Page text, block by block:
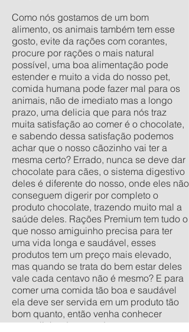
Como nós gostamos de um bom
alimento, os animais também tem esse
gosto, evite da rações com corantes,
procure por rações o mais natural
possível, uma boa alimentação pode
estender e muito a vida do nosso pet,
comida humana pode fazer mal para os
animais, não de imediato mas a longo
prazo, uma delicia que para nós traz
muita satisfação ao comer é o chocolate,
e sabendo dessa satisfação podemos
achar que o nosso cãozinho vai ter a
mesma certo? Errado, nunca se deve dar
chocolate para cães, o sistema digestivo
deles é diferente do nosso, onde eles não
conseguem digerir por completo o
produto chocolate, trazendo muito mal a
saúde deles. Rações Premium tem tudo o
que nosso amiguinho precisa para ter
uma vida longa e saudável, esses
produtos tem um preço mais elevado,
mas quando se trata do bem estar deles
vale cada centavo não é mesmo? E para
comer uma comida tão boa e saudável
ela deve ser servida em um produto tão
bom quanto, então venha conhecer
nossa linha de comedouros